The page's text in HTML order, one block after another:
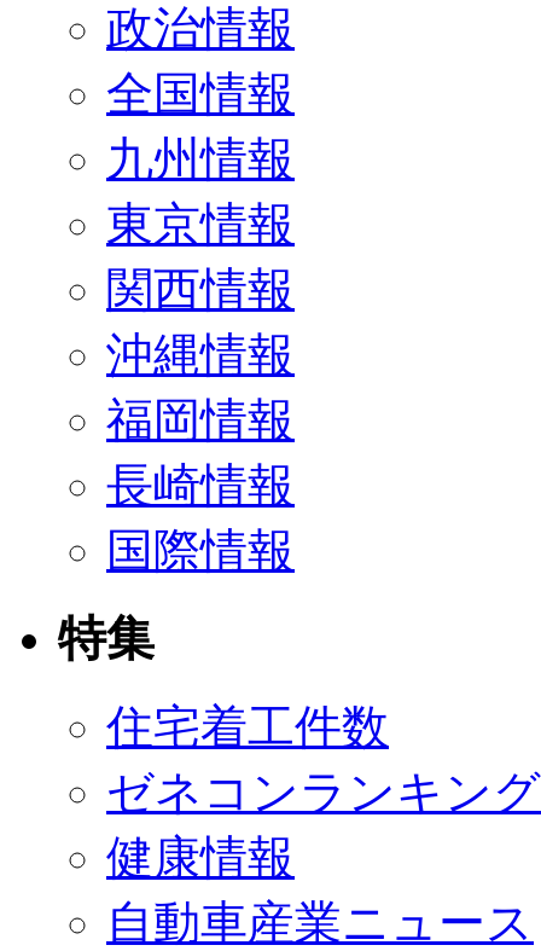
政治情報
全国情報
九州情報
東京情報
関西情報
沖縄情報
福岡情報
長崎情報
国際情報
特集
住宅着工件数
ゼネコンランキング
健康情報
自動車産業ニュース